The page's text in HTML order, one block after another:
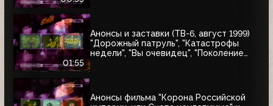
01:55
Анонсы и заставки (ТВ-6, август 1999)
"Дорожный патруль", "Катастрофы
недели", "Вы очевидец", "Поколение
Анонсы фильма "Корона Российской